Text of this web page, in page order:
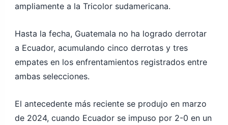
ampliamente a la Tricolor sudamericana.
Hasta la fecha, Guatemala no ha logrado derrotar
a Ecuador, acumulando cinco derrotas y tres
empates en los enfrentamientos registrados entre
ambas selecciones.
El antecedente más reciente se produjo en marzo
de 2024, cuando Ecuador se impuso por 2-0 en un